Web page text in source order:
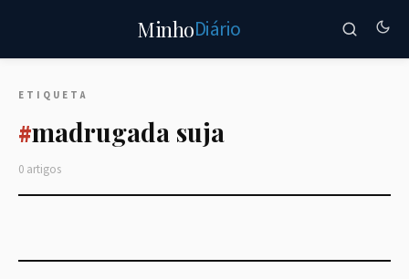
MinhoDiário
ETIQUETA
#madrugada suja
0 artigos